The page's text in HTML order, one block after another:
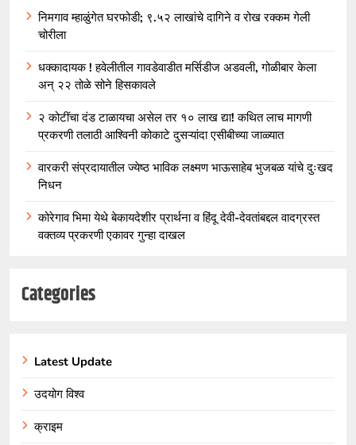
निमगाव म्हाळुंगेत घरफोडी; ९.५२ लाखांचे दागिने व रोख रक्कम गेली
चोरीला
धक्कादायक ! हवेलीतील गावडेवाडीत मर्सिडीज अडवली, गोळीबार केला
अन् २२ तोळे सोने हिसकावले
२ कोटींचा दंड टाळायचा असेल तर १० लाख द्या! कथित लाच मागणी
प्रकरणी तलाठी आश्विनी कोकाटे दुसऱ्यांदा एसीबीच्या जाळ्यात
वारकरी संप्रदायातील ज्येष्ठ भाविक लक्ष्मण भाऊसाहेब भुजबळ यांचे दुःखद
निधन
कोरेगाव भिमा येथे बेकायदेशीर प्रार्थना व हिंदू देवी-देवतांबद्दल वादग्रस्त
वक्तव्य प्रकरणी एकावर गुन्हा दाखल
Categories
Latest Update
उदयोग विश्व
क्राइम